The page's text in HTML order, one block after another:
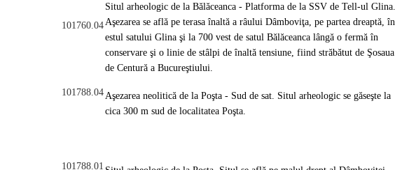
101760.04
Situl arheologic de la Bălăceanca - Platforma de la SSV de Tell-ul Glina.
Aşezarea se află pe terasa înaltă a râului Dâmboviţa, pe partea dreaptă, în
estul satului Glina şi la 700 vest de satul Bălăceanca lângă o fermă în
conservare şi o linie de stâlpi de înaltă tensiune, fiind străbătut de Şosaua
de Centură a Bucureştiului.
101788.04 Aşezarea neolitică de la Poşta - Sud de sat. Situl arheologic se găseşte la
cica 300 m sud de localitatea Poşta.
101788.01